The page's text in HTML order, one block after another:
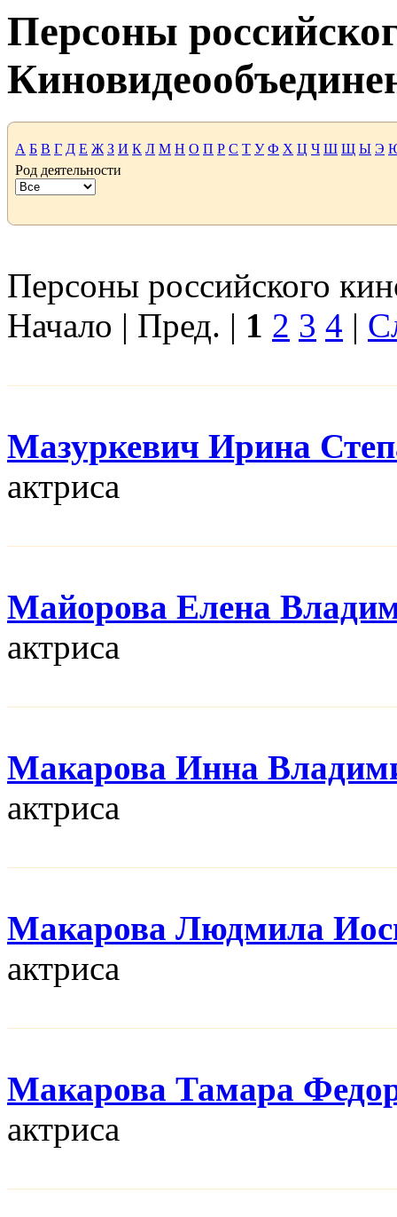
Персоны
А Б В Г Д Е Ж З И К Л М Н О П Р С Т У Ф Х Ц Ч Ш Щ Ы Э
Род деятельности
Персоны российского
Начало | Пред. | 1 2 3 4 |
Мазуркевич Ирина
актриса
Майорова Елена
актриса
Макарова Инна
актриса
Макарова Людмила
актриса
Макарова Тамара
актриса